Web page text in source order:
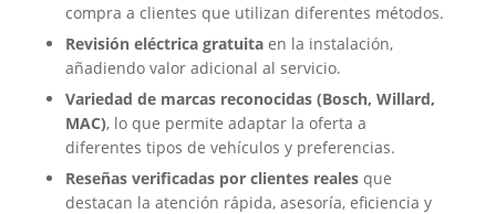
compra a clientes que utilizan diferentes métodos.
Revisión eléctrica gratuita en la instalación,
añadiendo valor adicional al servicio.
Variedad de marcas reconocidas (Bosch, Willard,
MAC), lo que permite adaptar la oferta a
diferentes tipos de vehículos y preferencias.
Reseñas verificadas por clientes reales que
destacan la atención rápida, asesoría, eficiencia y